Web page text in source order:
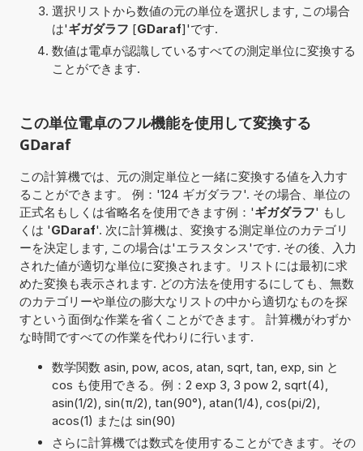
選択リストから数値の元の単位を選択します, この場合
は'ギガダラフ [GDaraf]'です.
数値は電卓が認識しているすべての測定単位に変換する
ことができます.
この単位電卓のフル機能を使用して変換する
GDaraf
この計算機では、元の測定単位と一緒に変換する値を入力す
ることができます。 例：'124 ギガダラフ'. その場合、単位の
正式名もしくは省略名を使用できます例：'ギガダラフ' もし
くは 'GDaraf'. 次に計算機は、変換する測定単位のカテゴリ
ーを決定します, この場合は'エラスタンス'です. その後、入力
された値が適切な単位に変換されます。リストには最初に求
めた変換も表示されます. どの方法を使用するにしても、無数
のカテゴリーや単位の膨大なリストの中から適切なものを探
すという面倒な作業を省くことができます。 計算機がわずか
な時間ですべての作業を代わりに行います.
数学関数 asin, pow, acos, atan, sqrt, tan, exp, sin と
cos も使用できる。例：2 exp 3, 3 pow 2, sqrt(4),
asin(1/2), sin(π/2), tan(90°), atan(1/4), cos(pi/2),
acos(1) または sin(90)
さらに計算機では数式を使用することができます。その